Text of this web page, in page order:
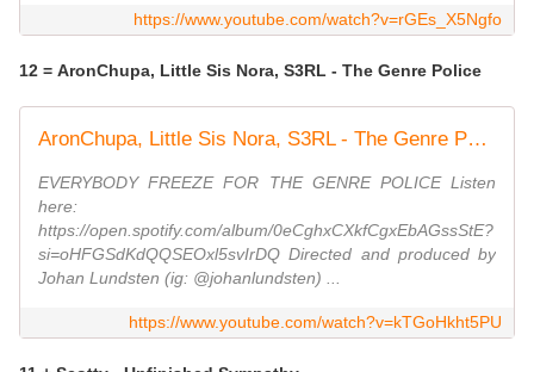
https://www.youtube.com/watch?v=rGEs_X5Ngfo
12 = AronChupa, Little Sis Nora, S3RL - The Genre Police
AronChupa, Little Sis Nora, S3RL - The Genre Police [Official Visualizer Video]
EVERYBODY FREEZE FOR THE GENRE POLICE Listen
here:
https://open.spotify.com/album/0eCghxCXkfCgxEbAGssStE?
si=oHFGSdKdQQSEOxl5svIrDQ Directed and produced by
Johan Lundsten (ig: @johanlundsten) ...
https://www.youtube.com/watch?v=kTGoHkht5PU